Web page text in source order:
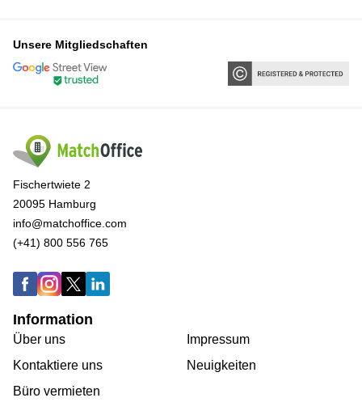
Unsere Mitgliedschaften
Fischertwiete 2
20095 Hamburg
info@matchoffice.com
(+41) 800 556 765
Information
Über uns
Kontaktiere uns
Büro vermieten
Impressum
Neuigkeiten